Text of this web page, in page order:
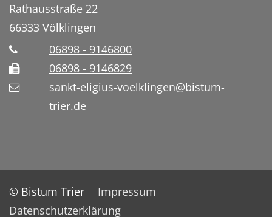
Rathausstraße 22
66333 Völklingen
06898 - 9146800
06898 - 9146829
sankt-eligius-voelklingen@bistum-
trier.de
© Bistum Trier
Impressum
Datenschutzerklärung